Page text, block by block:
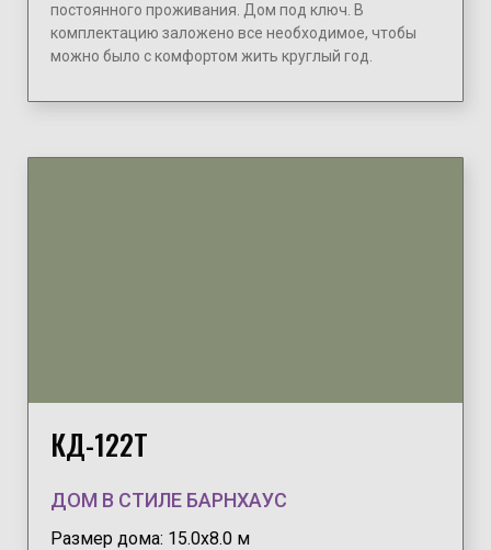
постоянного проживания. Дом под ключ. В
комплектацию заложено все необходимое, чтобы
можно было с комфортом жить круглый год.
КД-122Т
ДОМ В СТИЛЕ БАРНХАУС
Размер дома: 15.0х8.0 м